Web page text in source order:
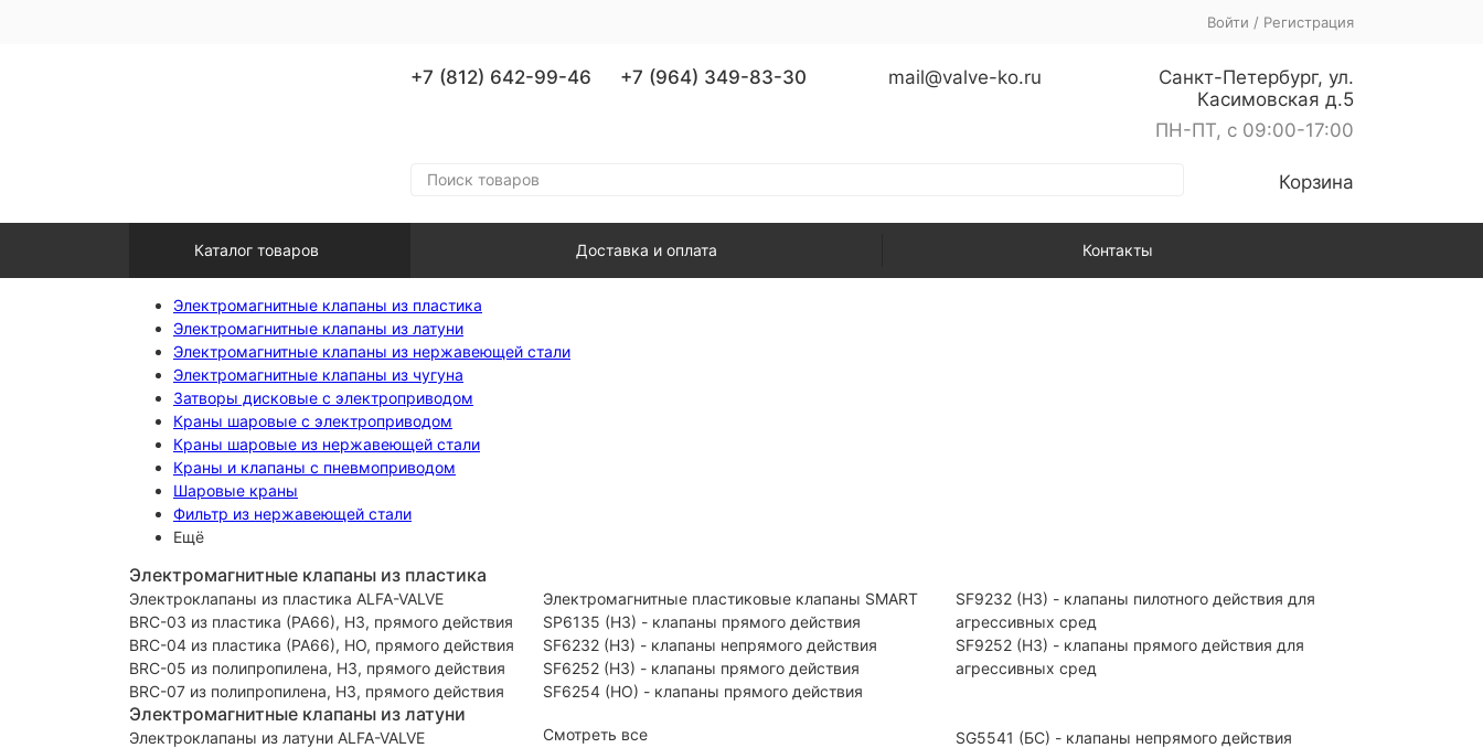
Войти / Регистрация
+7 (812) 642-99-46 +7 (964) 349-83-30 mail@valve-ko.ru
Санкт-Петербург, ул.
Касимовская д.5
ПН-ПТ, с 09:00-17:00
Корзина
Каталог товаров Доставка и оплата Контакты
Электромагнитные клапаны из пластика
Электромагнитные клапаны из латуни
Электромагнитные клапаны из нержавеющей стали
Электромагнитные клапаны из чугуна
Затворы дисковые с электроприводом
Краны шаровые с электроприводом
Краны шаровые из нержавеющей стали
Краны и клапаны с пневмоприводом
Шаровые краны
Фильтр из нержавеющей стали
Ещё
Электромагнитные клапаны из пластика
Электроклапаны из пластика ALFA-VALVE
BRC-03 из пластика (PA66), НЗ, прямого действия
BRC-04 из пластика (PA66), НО, прямого действия
BRC-05 из полипропилена, НЗ, прямого действия
BRC-07 из полипропилена, НЗ, прямого действия
Электромагнитные пластиковые клапаны SMART
SP6135 (НЗ) - клапаны прямого действия
SF6232 (НЗ) - клапаны непрямого действия
SF6252 (НЗ) - клапаны прямого действия
SF6254 (НО) - клапаны прямого действия
SF9232 (H3) - клапаны пилотного действия для
агрессивных сред
SF9252 (H3) - клапаны прямого действия для
агрессивных сред
Электромагнитные клапаны из латуни
Электроклапаны из латуни ALFA-VALVE
Смотреть все
SG5541 (БС) - клапаны непрямого действия